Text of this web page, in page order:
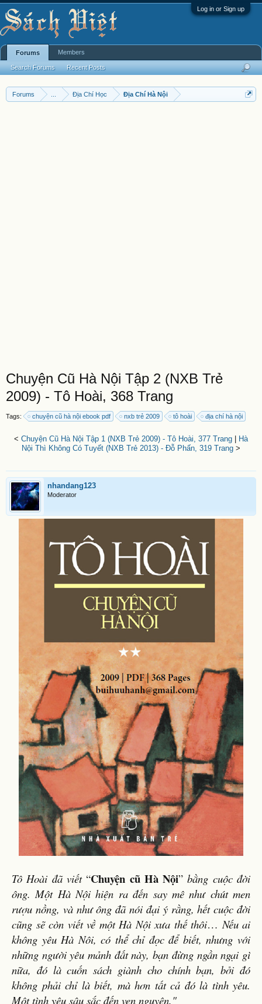
Log in or Sign up
Forums Địa Chí Học Địa Chí Hà Nội
Chuyện Cũ Hà Nội Tập 2 (NXB Trẻ
2009) - Tô Hoài, 368 Trang
Tags: chuyện cũ hà nội ebook pdf nxb trẻ 2009 tô hoài địa chí hà nội
< Chuyện Cũ Hà Nội Tập 1 (NXB Trẻ 2009) - Tô Hoài, 377 Trang
Hà
Nội Thì Không Có Tuyết (NXB Trẻ 2013) - Đỗ Phấn, 319 Trang >
nhandang123
Moderator
Tô Hoài đã viết“Chuyện cũ Hà Nội”bằng cuộc đời
ông. Một Hà Nội hiện ra đến say mê như chút men
rượu nồng, và như ông đã nói đại ý rằng, hết cuộc đời
cũng sẽ còn viết về một Hà Nội xưa thế thôi…Nếu ai
không yêu Hà Nôi, có thể chỉ đọc để biết, nhưng với
những người yêu mảnh đất này, bạn đừng ngần ngại gì
nữa, đó là cuốn sách giành cho chính bạn, bởi đó
không phải chỉ là biết, mà hơn tất cả đó là tình yêu.
Một tình yêu sâu sắc đến vẹn nguyên."
Forums
Search Forums Recent Posts
Members